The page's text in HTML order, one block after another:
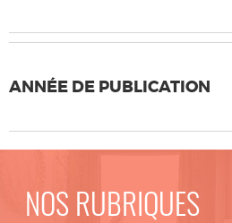
ANNÉE DE PUBLICATION
NOS RUBRIQUES